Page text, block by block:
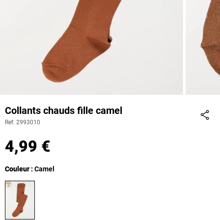
Collants chauds fille camel
Ref. 2993010
4,99 €
Couleur
Couleur : Camel